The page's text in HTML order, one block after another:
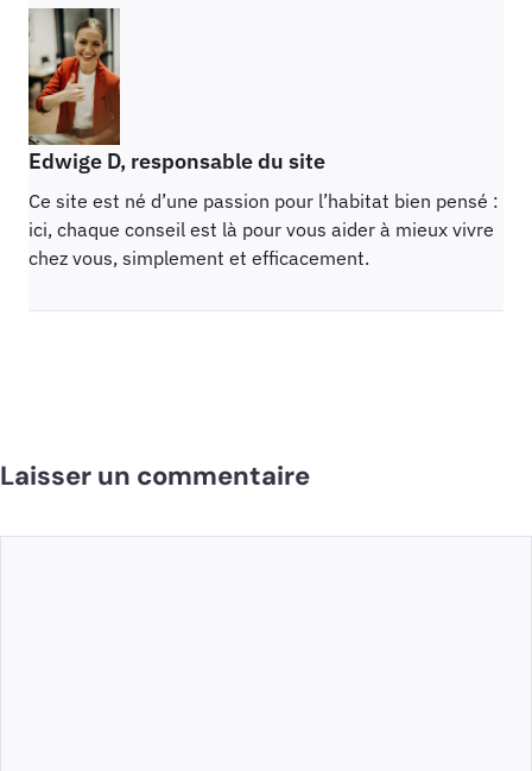
harmonie et
douceur
Edwige D, responsable du site
Ce site est né d’une passion pour l’habitat bien pensé :
ici, chaque conseil est là pour vous aider à mieux vivre
chez vous, simplement et efficacement.
Laisser un commentaire